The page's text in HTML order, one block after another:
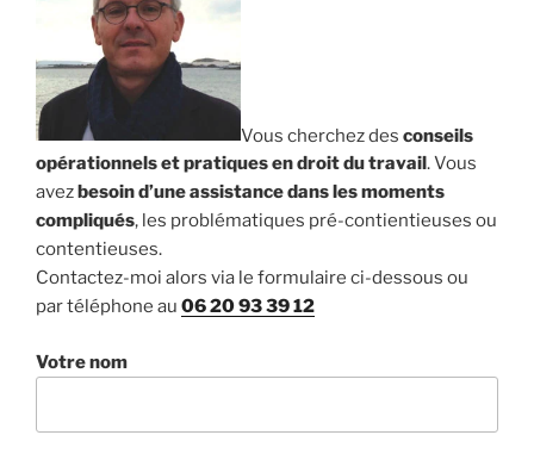
Vous cherchez des conseils
opérationnels et pratiques en droit du travail. Vous
avezbesoin d’une assistance dans les moments
compliqués, les problématiques pré-contientieuses ou
contentieuses.
Contactez-moi alors via le formulaire ci-dessous ou
par téléphone au 06 20 93 39 12
Votre nom